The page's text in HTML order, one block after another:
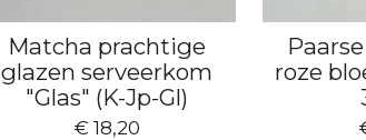
Matcha prachtige
glazen serveerkom
"Glas" (K-Jp-Gl)
€ 18,20
roze